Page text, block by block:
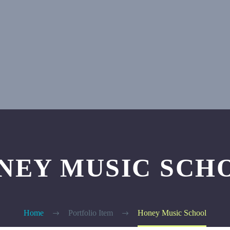
MUSIC
Home Portfolio Item Honey Music School